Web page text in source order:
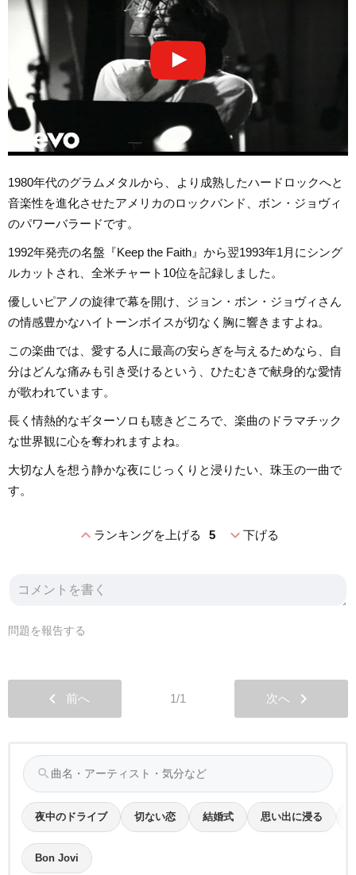
1980年代のグラムメタルから、より成熟したハードロックへと
音楽性を進化させたアメリカのロックバンド、ボン・ジョヴィ
のパワーバラードです。
1992年発売の名盤『Keep the Faith』から翌1993年1月にシング
ルカットされ、全米チャート10位を記録しました。
優しいピアノの旋律で幕を開け、ジョン・ボン・ジョヴィさん
の情感豊かなハイトーンボイスが切なく胸に響きますよね。
この楽曲では、愛する人に最高の安らぎを与えるためなら、自
分はどんな痛みも引き受けるという、ひたむきで献身的な愛情
が歌われています。
長く情熱的なギターソロも聴きどころで、楽曲のドラマチック
な世界観に心を奪われますよね。
大切な人を想う静かな夜にじっくりと浸りたい、珠玉の一曲で
す。
expand_lessランキングを上げる 5 expand_more下げる
問題を報告する
chevron_left 前へ 1/1 次へ chevron_right
search
夜中のドライブ 切ない恋 結婚式 思い出に浸る
Bon Jovi